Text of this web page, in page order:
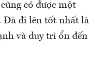
có được một
Đà đi lên tốt nhất là
và duy trì ổn đến